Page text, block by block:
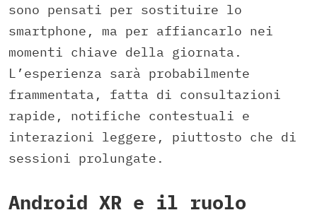
sono pensati per sostituire lo
smartphone, ma per affiancarlo nei
momenti chiave della giornata.
L’esperienza sarà probabilmente
frammentata, fatta di consultazioni
rapide, notifiche contestuali e
interazioni leggere, piuttosto che di
sessioni prolungate.
Android XR e il ruolo